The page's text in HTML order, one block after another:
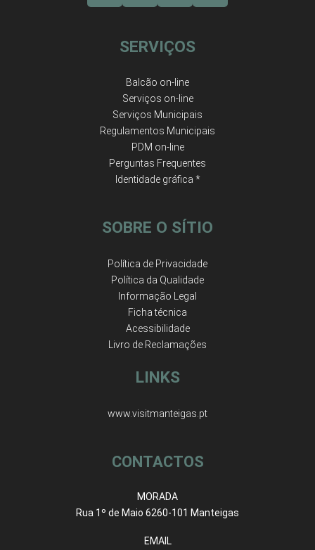
SERVIÇOS
Balcão on-line
Serviços on-line
Serviços Municipais
Regulamentos Municipais
PDM on-line
Perguntas Frequentes
Identidade gráfica *
SOBRE O SÍTIO
Política de Privacidade
Política da Qualidade
Informação Legal
Ficha técnica
Acessibilidade
Livro de Reclamações
LINKS
www.visitmanteigas.pt
CONTACTOS
MORADA
Rua 1º de Maio 6260-101 Manteigas
EMAIL